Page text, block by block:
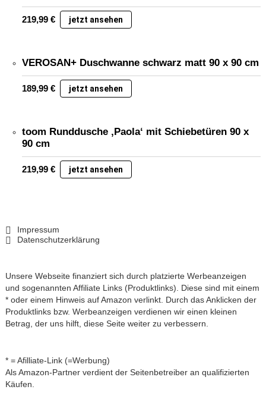
219,99 € jetzt ansehen
VEROSAN+ Duschwanne schwarz matt 90 x 90 cm
189,99 € jetzt ansehen
toom Runddusche ‚Paola‘ mit Schiebetüren 90 x
90 cm
219,99 € jetzt ansehen
Impressum
Datenschutzerklärung
Unsere Webseite finanziert sich durch platzierte Werbeanzeigen
und sogenannten Affiliate Links (Produktlinks). Diese sind mit einem
* oder einem Hinweis auf Amazon verlinkt. Durch das Anklicken der
Produktlinks bzw. Werbeanzeigen verdienen wir einen kleinen
Betrag, der uns hilft, diese Seite weiter zu verbessern.
* = Afilliate-Link (=Werbung)
Als Amazon-Partner verdient der Seitenbetreiber an qualifizierten
Käufen.